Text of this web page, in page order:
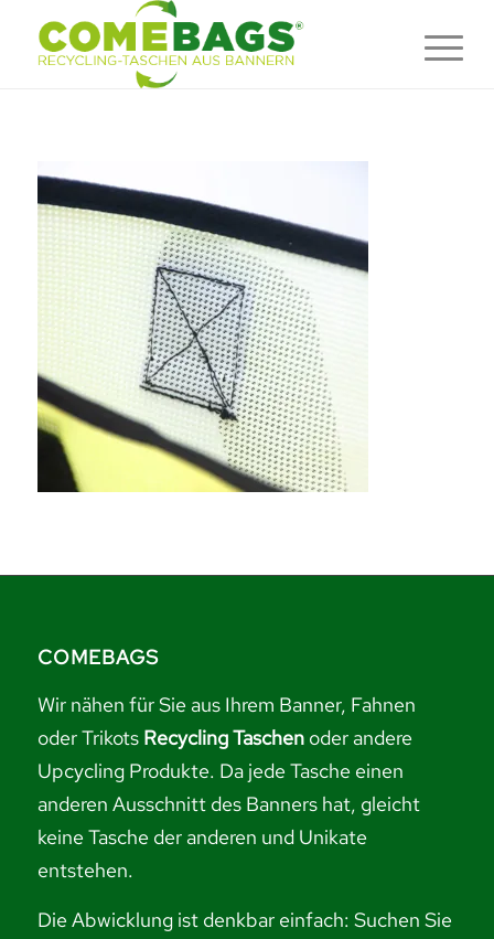
COMEBAGS
Wir nähen für Sie aus Ihrem Banner, Fahnen
oder Trikots Recycling Taschenoder andere
Upcycling Produkte. Da jede Tasche einen
anderen Ausschnitt des Banners hat, gleicht
keine Tasche der anderen und Unikate
entstehen.
Die Abwicklung ist denkbar einfach: Suchen Sie